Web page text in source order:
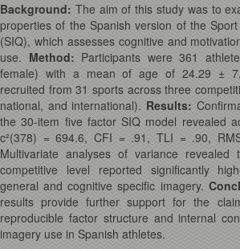
Background: The aim of this study was to
properties of the Spanish version of the
(SIQ), which assesses cognitive and
use. Method: Participants were 361
female) with a mean of age of 24.29 ±
recruited from 31 sports across three
national, and international). Results:
the 30-item five factor SIQ model revealed
c²(378) = 694.6, CFI = .91, TLI = .90,
Multivariate analyses of variance
competitive level reported significantly
general and cognitive specific imagery.
results provide further support for the
reproducible factor structure and internal
imagery use in Spanish athletes.